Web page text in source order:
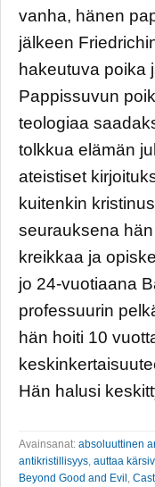
vanha, hänen
jälkeen
hakeutuva poika
Pappissuvun
teologiaa
tolkkua elämän
ateistiset
kuitenkin
seurauksena
kreikkaa ja
jo 24-vuotiaana
professuurin
hän hoiti 10
Hän halusi
Avainsanat: absoluuttinen
antikristillisyys auttaa
Beyond Good and Evil